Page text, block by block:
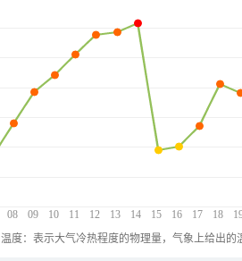
08 09 10 11 12 13 14 15 16 17 18
温度：表示大气冷热程度的物理量，气象上给出